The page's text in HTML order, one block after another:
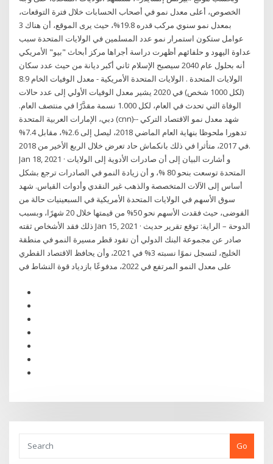
الخصوص، أعلى معدل نمو في أصحاب الحسابات خلال فترة التوقعات،
بمعدل نمو سنوي مركب قدره 19.8%، حيث يرى الموقع، أن هناك 3
عوامل ستكون استمرار نمو عدد المسلمين في الولايات المتحدة سبب
عداوة اليهود و حلفائهم أظهرت دراسة أجراها مركز أبحاث "بيو" الأمريكي
أنه بحلول عام 2040 سيصبح الإسلام ثاني أكبر ديانة من حيث عدد سكان
الولايات المتحدة . الولايات المتحدة الأمريكية - معدل الوفيات الخام 8.9
(لكل 1000 شخص) في 2020 يشير معدل الوفيات الأولي إلى عدد حالات
الوفاة التي تحدث في العام، لكل 1.000 نسمة مقدَّرًا في منتصف العام.
دبي، الإمارات العربية المتحدة (cnn)-- شهد معدل نمو الاقتصاد التركي
تدهورا ملحوظا بنهاية العام الماضي 2018، ليصل إلى 2.6%، مقابل 7.4%
في 2017، متأثرا في ذلك بانكماش حاد تعرض خلال الربع الأخير من 2018.
Jan 18, 2021 · و أشارت البيان إلى أن صادرات الأدوية إلى الولايات
المتحدة توسعت بنحو 80 %، و أن زيادة النمو في الصادرات ترجع بشكل
أساس إلى الآلات المتخصصة والذهب غير النقدي وأدوات القياس. شهد
سوق الأسهم في الولايات المتحدة الأمريكية في السبعينيات حالة من
الفوضى، حيث فقدت الأسهم نحو 50% من قيمتها خلال 20 شهرًا، وبسبب
ذلك فقد الأشخاص ثقته Jan 15, 2021 · الدوحة – الراية: توقع تقرير حديث
صادر عن مجموعة البنك الدولي أن تقود قطر مسيرة النمو في منطقة
الخليج، لتسجل نموًا نسبته 3% في 2021، وأن يحافظ الاقتصاد القطري
على معدل النمو المرتفع في 2022، مدفوعًا بازدياد قوة النشاط في
Go